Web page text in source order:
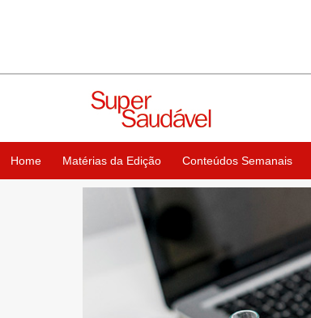
Home Matérias da Edição Conteúdos Semanais